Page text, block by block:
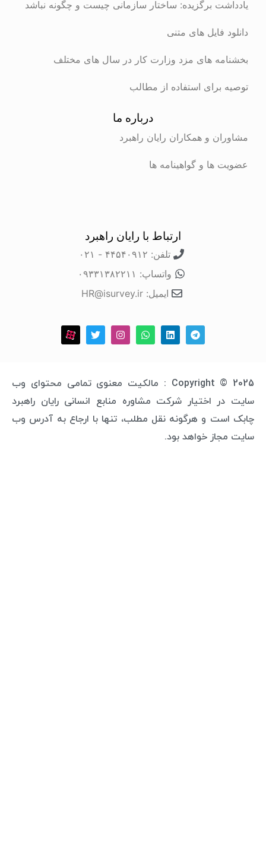
برگزیده: ساختار سازمانی چیست و چگونه نباشد
فایل های متنی
های مزد وزارت کار در سال های مختلف
استفاده از مطالب
و همکاران رایان راهبرد
و گواهینامه ها
ارتباط با رایان راهبرد
واتساپ: ۰۹۳۳۱۳۸۲۲۱۱
Copyright © 2025 : مالکیت معنوی تمامی محتوای وب
اختیار شرکت مشاوره منابع انسانی رایان راهبرد
و هرگونه نقل مطلب، تنها با ارجاع به آدرس وب
خواهد بود.